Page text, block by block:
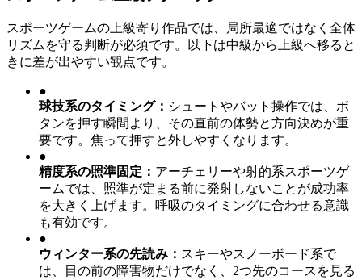
スポーツゲームの上級寄り作品では、局所最適ではなく全体
リズムを守る判断が必須です。以下は中級から上級へ移ると
きに差が出やすい観点です。
●
球技系のタイミング： シュートやバット操作では、ボ
タンを押す瞬間より、その直前の体勢と方向決めが重
要です。焦って押すと外しやすくなります。
●
精度系の照準固定 ： アーチェリーや射的系スポーツゲ
ームでは、照準が定まる前に発射しないことが成功率
を大きく上げます。呼吸のタイミングに合わせる意識
も有効です。
●
ウィンター系の先読み ： スキーやスノーボード系で
は、目の前の障害物だけでなく、2つ先のコースを見る